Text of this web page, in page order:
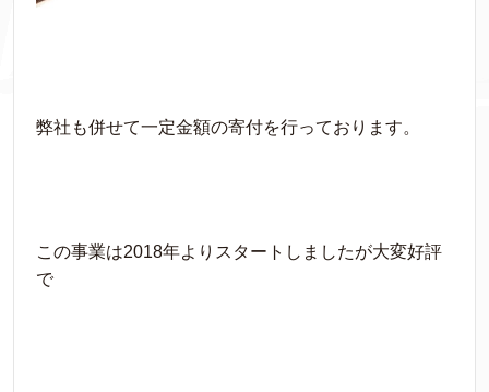
弊社も併せて一定金額の寄付を行っております。
この事業は2018年よりスタートしましたが大変好評
で